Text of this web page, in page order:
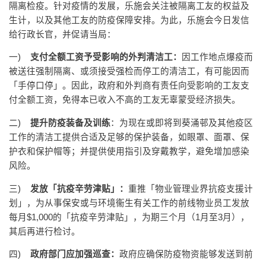
隔离检疫。针对疫情的发展，乐施会关注被隔离工友的权益及
生计，以及其他工友的防疫保障安排。为此，乐施会今日发信
给行政长官，并促请当局：
一) 支付全额工资予受影响的外判清洁工：
因工作地点爆疫而
被送往强制隔离、或须接受强检而停工的清洁工，有可能因而
「手停口停」。因此，政府和外判商有责任向受影响的工友支
付全额工资，免得本已收入不高的工友无辜蒙受经济损失。
二) 提升防疫装备及训练：为现在或即将到葵涌邨及其他疫区
工作的清洁工提供合适及足够的保护装备，如眼罩、面罩、保
护衣和保护帽等；并提供使用指引及穿戴教学，避免增加感染
风险。
三) 发放「抗疫辛劳津贴」： 重推「物业管理业界抗疫支援计
划」，为从事保安或与环境衞生有关工作的前线物业员工发放
每月$1,000的「抗疫辛劳津贴」，为期三个月（1月至3月），
其后再进行检讨。
四) 政府部门应加强巡查： 政府应确保防疫物资能够发送到前